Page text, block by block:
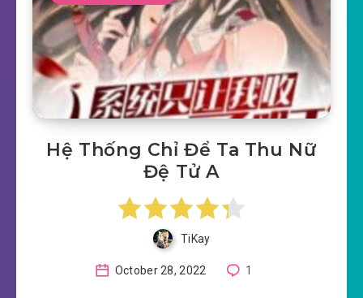
Hệ Thống Chỉ Để Ta Thu Nữ
Đệ Tử A
TiKay
October 28, 2022 1